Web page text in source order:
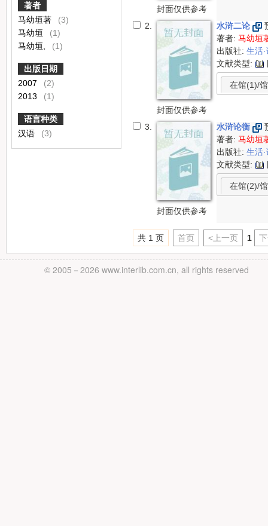
著者
马幼垣著
(3)
马幼垣
(1)
马幼垣,
(1)
出版日期
2007
(2)
2013
(1)
语言种类
汉语
(3)
封面仅供参考
2.
封面仅供参考
水浒二论
著者:马幼垣
出版社:生活
文献类型:
在馆(1)/
3.
封面仅供参考
水浒论衡
著者:马幼垣
出版社:生活
文献类型:
在馆(2)/
共 1 页 首页 <上一页 1
© 2005－ 2026 www.interlib.com.cn, all rights reserved